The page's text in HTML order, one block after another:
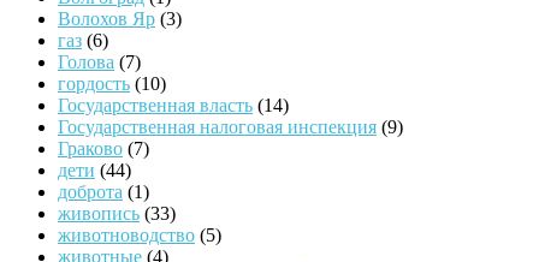
Волохов Яр (3)
газ (6)
Голова (7)
гордость (10)
Государственная власть (14)
Государственная налоговая инспекция (9)
Граково (7)
дети (44)
доброта (1)
живопись (33)
животноводство (5)
животные (4)